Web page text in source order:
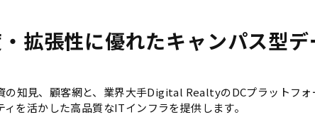
拡張性に優れたキャンパス型
の知見、顧客網と、業界大手Digital RealtyのDCプラットフ
を活かした高品質なITインフラを提供します。